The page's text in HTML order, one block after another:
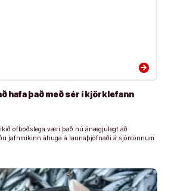
arrow_forward
hafa það með sér í kjörklefann
ofboðslega væri það nú ánægjulegt að
jafnmikinn áhuga á launaþjófnaði á sjómönnum